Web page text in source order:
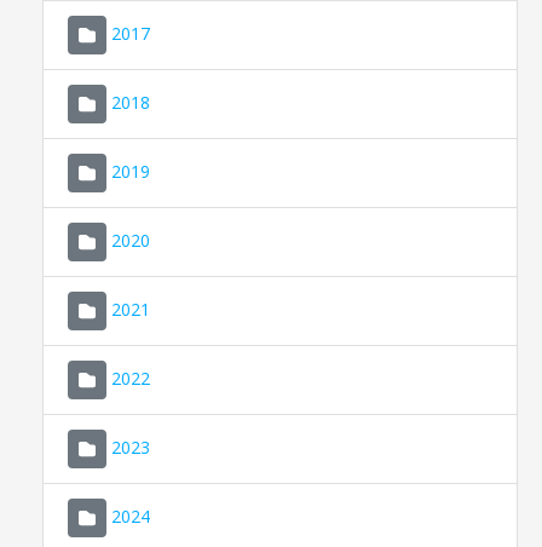
2017
2018
2019
2020
2021
2022
2023
2024